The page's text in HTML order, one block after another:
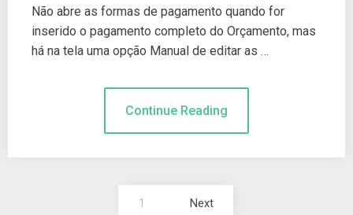
Não abre as formas de pagamento quando for
inserido o pagamento completo do Orçamento, mas
há na tela uma opção Manual de editar as …
Continue Reading
1 Next